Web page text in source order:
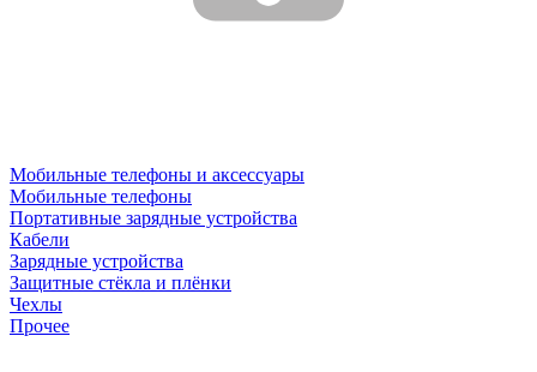
Мобильные телефоны и аксессуары
Мобильные телефоны
Портативные зарядные устройства
Кабели
Зарядные устройства
Защитные стёкла и плёнки
Чехлы
Прочее